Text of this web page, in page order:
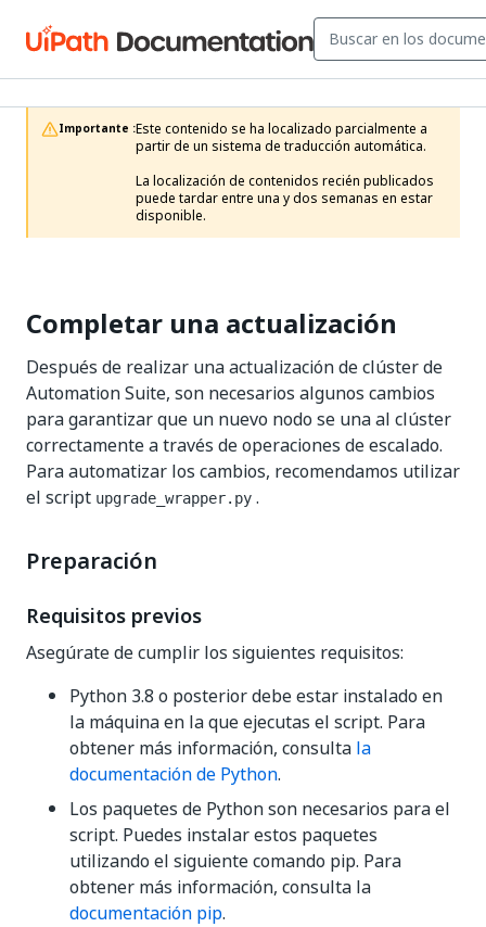
Importante :Este contenido se ha localizado parcialmente a
partir de un sistema de traducción automática.
La localización de contenidos recién publicados
puede tardar entre una y dos semanas en estar
disponible.
Completar una actualización
Después de realizar una actualización de clúster de
Automation Suite, son necesarios algunos cambios
para garantizar que un nuevo nodo se una al clúster
correctamente a través de operaciones de escalado.
Para automatizar los cambios, recomendamos utilizar
el script upgrade_wrapper.py .
Preparación
Requisitos previos
Asegúrate de cumplir los siguientes requisitos:
Python 3.8 o posterior debe estar instalado en
la máquina en la que ejecutas el script. Para
obtener más información, consulta la
documentación de Python.
Los paquetes de Python son necesarios para el
script. Puedes instalar estos paquetes
utilizando el siguiente comando pip. Para
obtener más información, consulta la
documentación pip.